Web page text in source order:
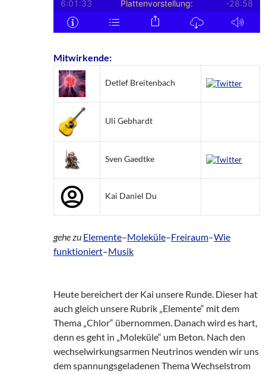
Mitwirkende:
Detlef Breitenbach
Uli Gebhardt
Sven Gaedtke
Kai Daniel Du
gehe zu Elemente–Moleküle–Freiraum–Wie
funktioniert–Musik
Heute bereichert der Kai unsere Runde. Dieser hat
auch gleich unsere Rubrik „Elemente“ mit dem
Thema „Chlor“ übernommen. Danach wird es hart,
denn es geht in „Moleküle“ um Beton. Nach den
wechselwirkungsarmen Neutrinos wenden wir uns
dem spannungsgeladenen Thema Wechselstrom